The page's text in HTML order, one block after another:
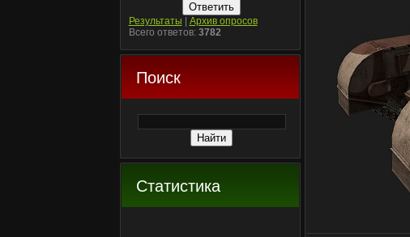
Результаты
Архив опросов
Всего ответов: 3782
Поиск
Статистика